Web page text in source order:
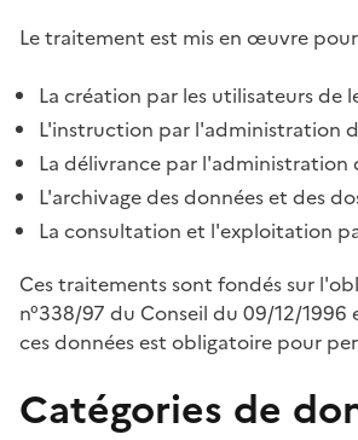
Le traitement est mis en œuvre
La création par les utilisateurs de
L'instruction par l'administration
La délivrance par l'administration
L'archivage des données et des
La consultation et l'exploitation
Ces traitements sont fondés sur
n°338/97 du Conseil du 09/12/
ces données est obligatoire pour
Catégories de